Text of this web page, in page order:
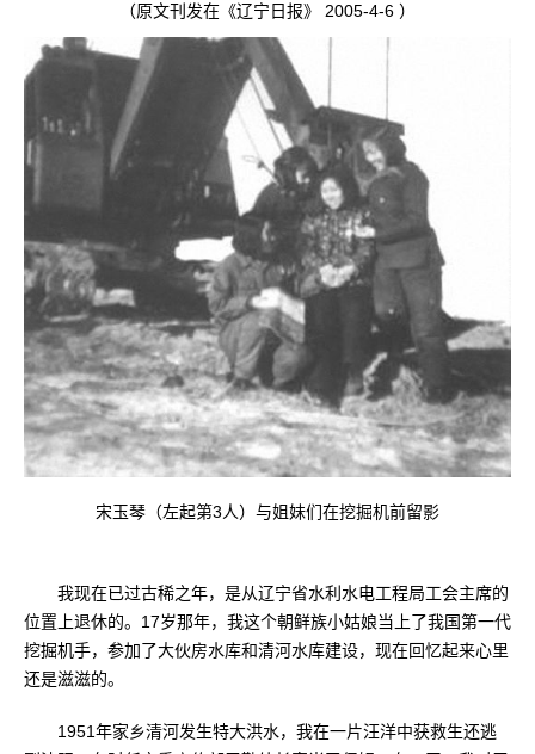
（原文刊发在《辽宁日报》 2005-4-6 ）
宋玉琴（左起第3人）与姐妹们在挖掘机前留影
我现在已过古稀之年，是从辽宁省水利水电工程局工会主席的
位置上退休的。17岁那年，我这个朝鲜族小姑娘当上了我国第一代
挖掘机手，参加了大伙房水库和清河水库建设，现在回忆起来心里
还是滋滋的。
1951年家乡清河发生特大洪水，我在一片汪洋中获救生还逃